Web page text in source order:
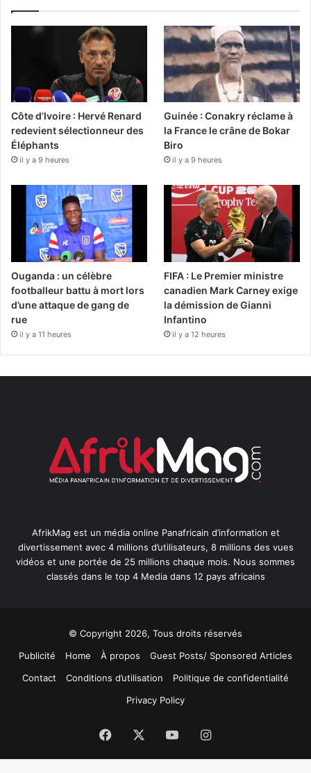
Côte d’Ivoire : Hervé Renard
redevient sélectionneur des
Éléphants
il y a 9 heures
Guinée : Conakry réclame à
la France le crâne de Bokar
Biro
il y a 9 heures
Ouganda : un célèbre
footballeur battu à mort lors
d’une attaque de gang de
rue
il y a 11 heures
FIFA : Le Premier ministre
canadien Mark Carney exige
la démission de Gianni
Infantino
il y a 12 heures
AfrikMag est un média online Panafricain d’information et
divertissement avec 4 millions d’utilisateurs, 8 millions des vues
vidéos et une portée de 25 millions chaque mois. Nous sommes
classés dans le top 4 Media dans 12 pays africains
© Copyright 2026, Tous droits réservés
Publicité
Home À propos
Guest Posts/ Sponsored Articles
Contact
Conditions d’utilisation
Politique de confidentialité
Privacy Policy
Facebook YouTubeInstagram